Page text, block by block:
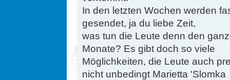
In den letzten Wochen werden
gesendet, ja du liebe Zeit,
was tun die Leute denn den
Monate? Es gibt doch so viele
Möglichkeiten, die Leute auch
nicht unbedingt Marietta 'Slomka